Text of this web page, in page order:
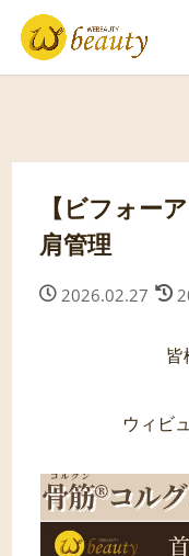
【ビフォー
肩管理
2026.02.27
皆
ウィビ